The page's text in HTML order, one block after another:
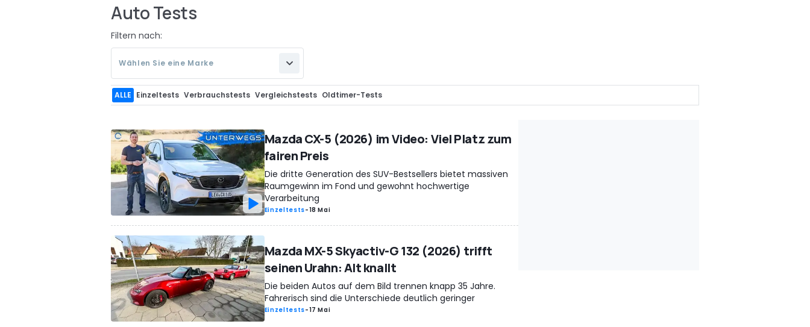
Auto Tests
Filtern nach:
Wählen Sie eine Marke
ALLE Einzeltests Verbrauchstests Vergleichstests Oldtimer-Tests
Mazda CX-5 (2026) im Video: Viel Platz zum
fairen Preis
Die dritte Generation des SUV-Bestsellers bietet massiven
Raumgewinn im Fond und gewohnt hochwertige
Verarbeitung
Einzeltests-18 Mai
Mazda MX-5 Skyactiv-G 132 (2026) trifft
seinen Urahn: Alt knallt
Die beiden Autos auf dem Bild trennen knapp 35 Jahre.
Fahrerisch sind die Unterschiede deutlich geringer
Einzeltests-17 Mai